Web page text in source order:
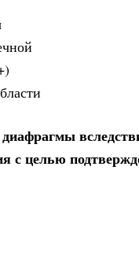
с целью